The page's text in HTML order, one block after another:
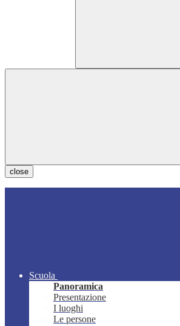
close
Scuola
Panoramica
Presentazione
I luoghi
Le persone